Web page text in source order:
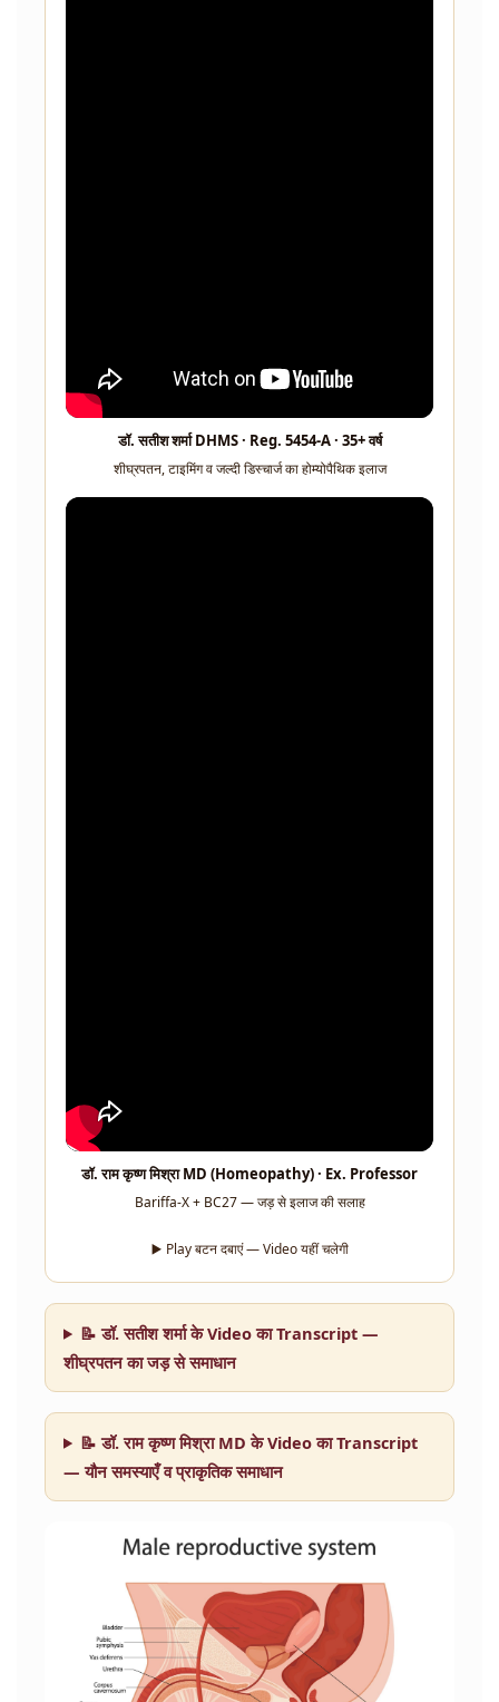
डॉ. सतीश शर्मा DHMS · Reg. 5454-A · 35+ वर्ष
शीघ्रपतन, टाइमिंग व जल्दी डिस्चार्ज का होम्योपैथिक इलाज
डॉ. राम कृष्ण मिश्रा MD (Homeopathy) · Ex. Professor
Bariffa-X + BC27 — जड़ से इलाज की सलाह
▶️ Play बटन दबाएं — Video यहीं चलेगी
📝 डॉ. सतीश शर्मा के Video का Transcript —
शीघ्रपतन का जड़ से समाधान
📝 डॉ. राम कृष्ण मिश्रा MD के Video का Transcript
— यौन समस्याएँ व प्राकृतिक समाधान